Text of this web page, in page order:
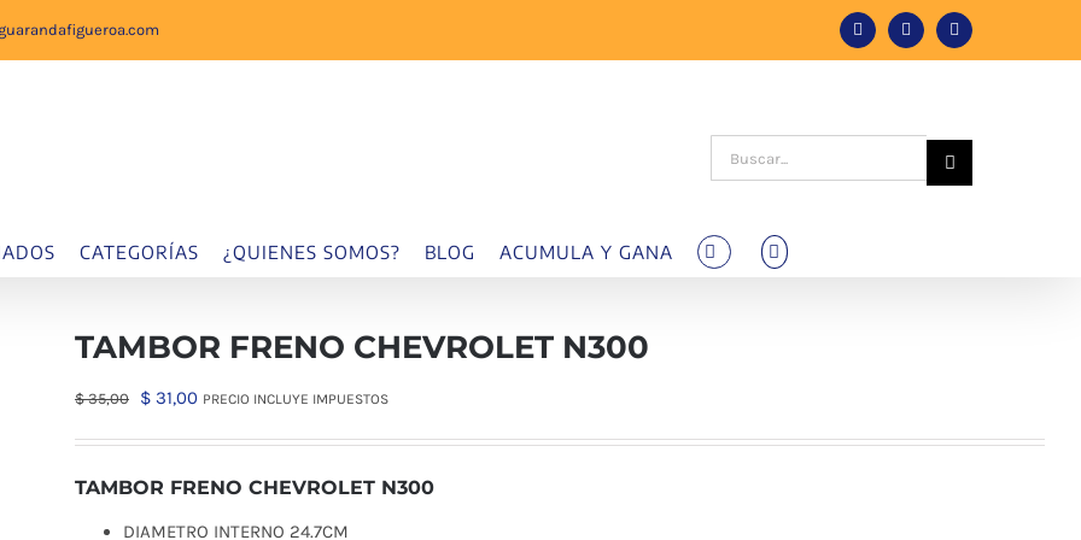
FacebookInstagramTiktok
Buscar:
CATEGORÍAS ¿QUIENES SOMOS? BLOG ACUMULA Y GANA
TAMBOR FRENO CHEVROLET N300
$35,00
El
era:
$ 35,00.
$ 31,00El
es:
$ 31,00.
PRECIO INCLUYE IMPUESTOS
TAMBOR FRENO CHEVROLET N300
DIAMETRO INTERNO 24.7CM